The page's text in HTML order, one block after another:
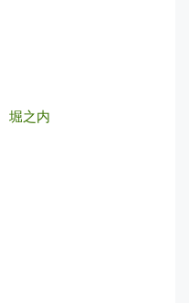
堀之内